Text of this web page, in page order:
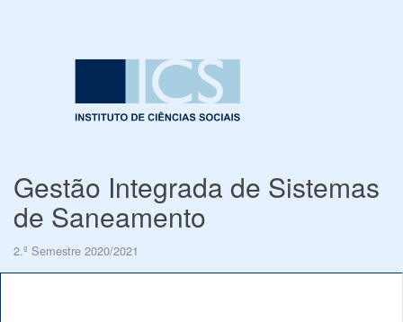
Gestão Integrada de Sistemas
de Saneamento
2.º Semestre 2020/2021